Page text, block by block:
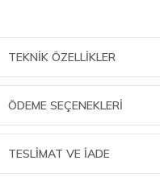
TEKNIK ÖZELLIKLER
ÖDEME SEÇENEKLERI
TESLİMAT VE İADE